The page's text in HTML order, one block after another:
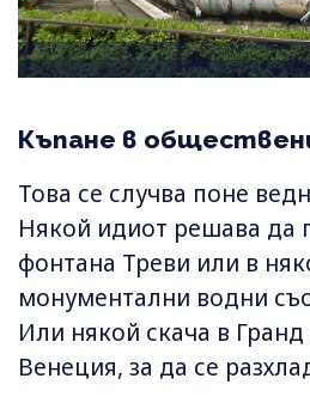
Къпане в
Това се случва поне
Някой идиот решава да
фонтана Треви или в
монументални водни
Или някой скача в Гранд
Венеция, за да се